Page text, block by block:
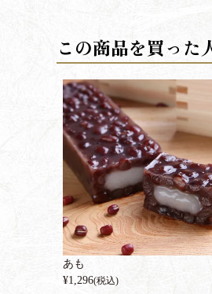
あも
¥1,296(税込)